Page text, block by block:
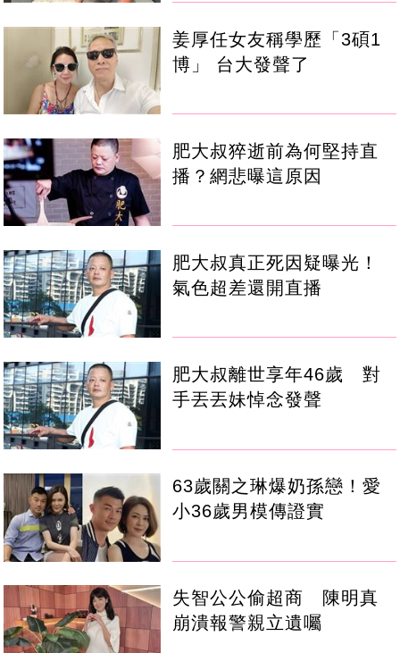
姜厚任女友稱學歷「3碩1
博」 台大發聲了
肥大叔猝逝前為何堅持直
播？網悲曝這原因
肥大叔真正死因疑曝光！
氣色超差還開直播
肥大叔離世享年46歲 對
手丟丟妹悼念發聲
63歲關之琳爆奶孫戀！愛
小36歲男模傳證實
失智公公偷超商 陳明真
崩潰報警親立遺囑